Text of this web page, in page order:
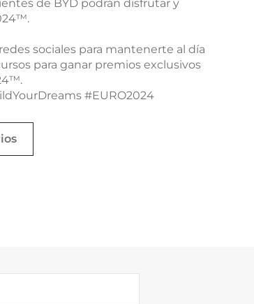
de BYD podrán disfrutar y
sociales para mantenerte al día
para ganar premios exclusivos
#EURO2024